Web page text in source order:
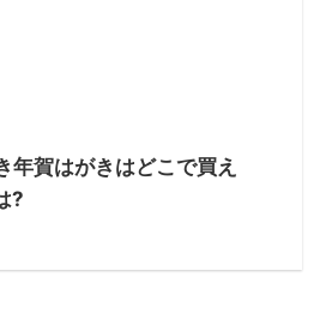
賀はがきはどこで買え
?